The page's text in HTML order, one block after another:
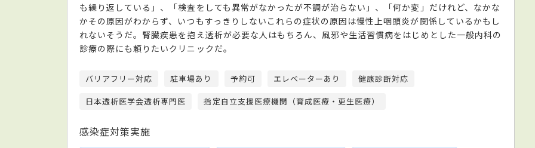
も繰り返している」、「検査をしても異常がなかったが不調が治らない」、「何か変」だけれど、なかな
かその原因がわからず、いつもすっきりしないこれらの症状の原因は慢性上咽頭炎が関係しているかもし
れないそうだ。腎臓疾患を抱え透析が必要な人はもちろん、風邪や生活習慣病をはじめとした一般内科の
診療の際にも頼りたいクリニックだ。
バリアフリー対応 駐車場あり 予約可 エレベーターあり
健康診断対応
日本透析医学会透析専門医
指定自立支援医療機関（育成医療・更生医療）
感染症対策実施